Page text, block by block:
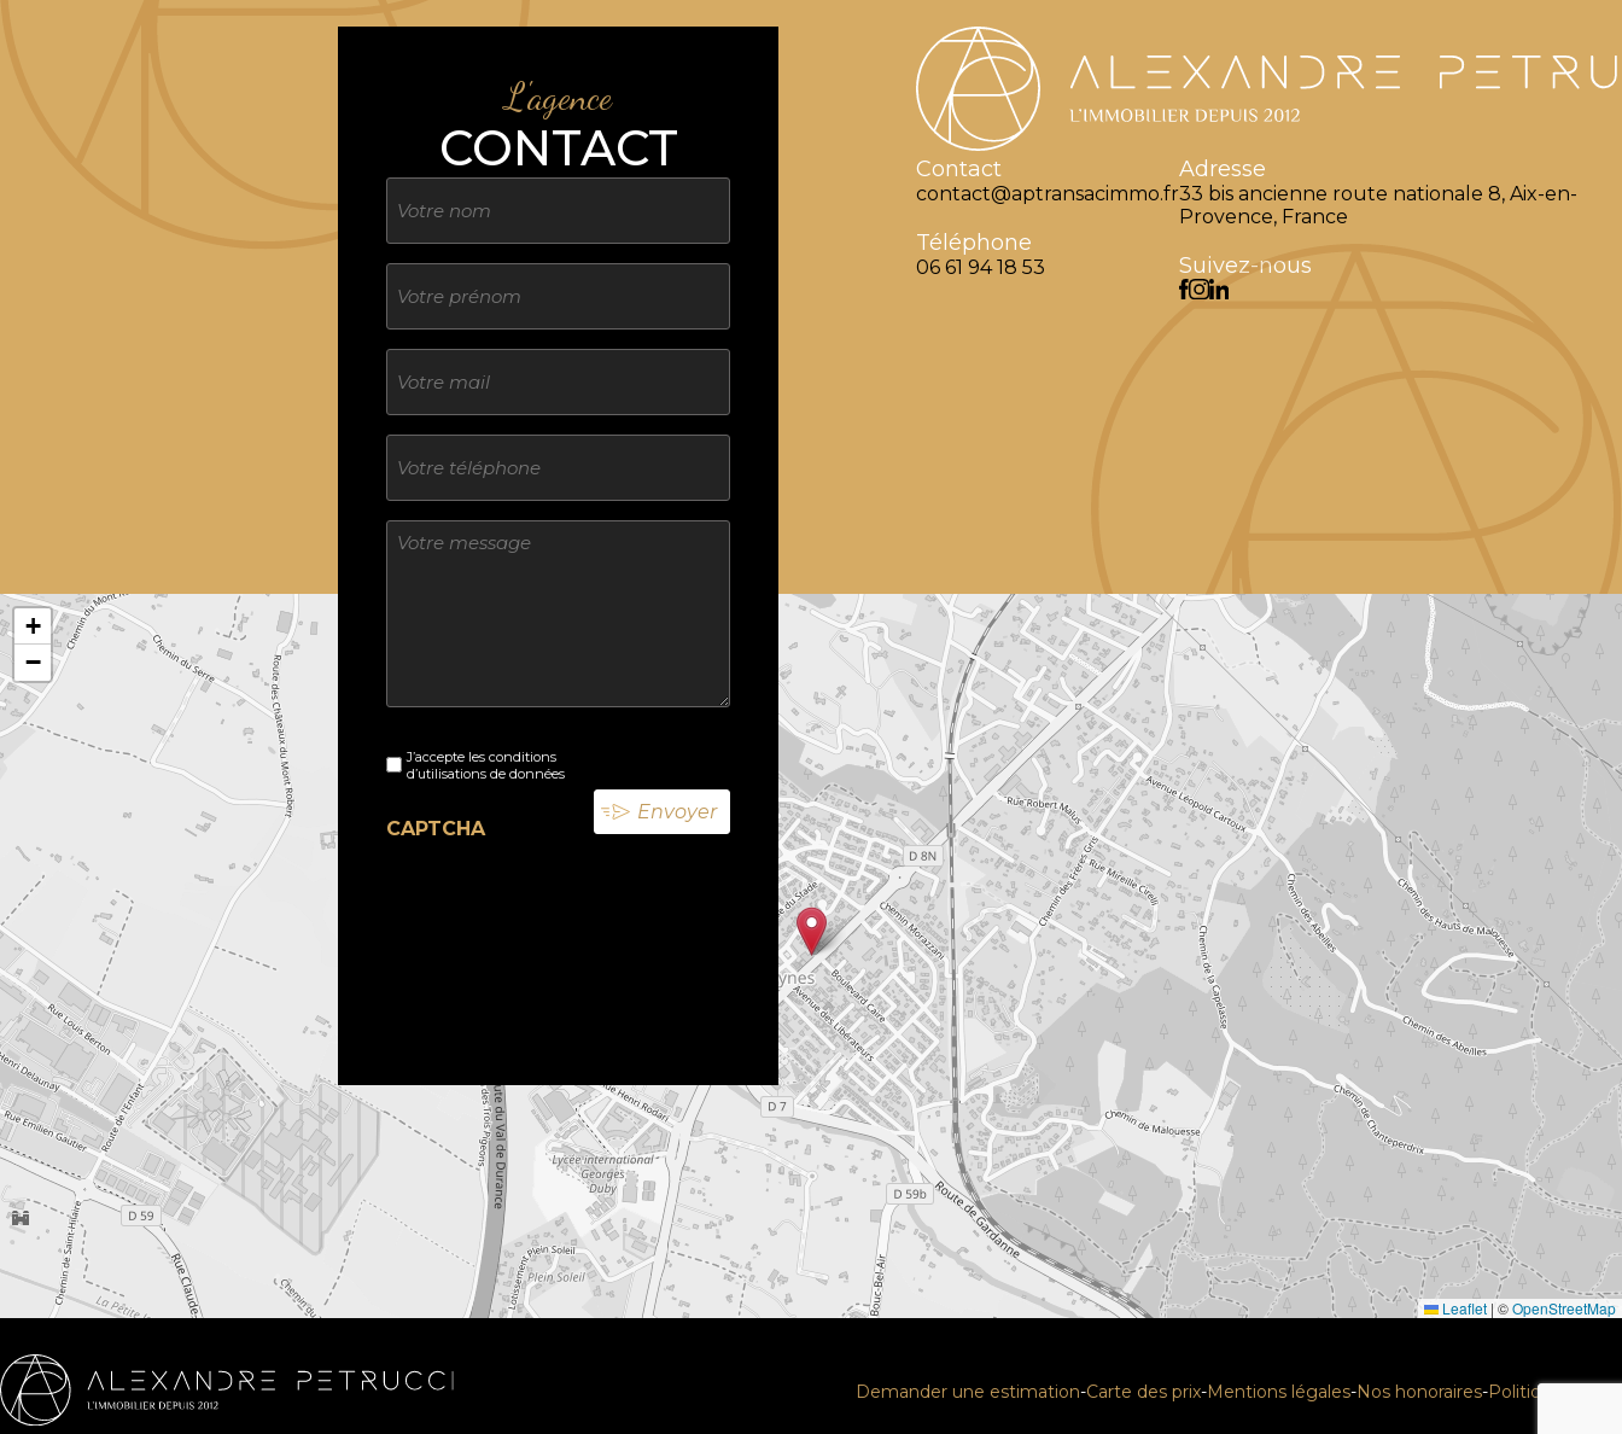
Contact
contact@aptransacimmo.fr
Téléphone
06 61 94 18 53
Adresse
33 bis ancienne route nationale 8, Aix-en-
Provence, France
Suivez-nous
L'agence
CONTACT
Nom
Sans
titre
E-
mail
Téléphone
Sans
titre
titreJ’accepte les conditions
d’utilisations de données
CAPTCHA
+
−
Leaflet | ©OpenStreetMap
Demander une estimation-Carte des prix-Mentions légales-Nos honoraires-Politique RGPD